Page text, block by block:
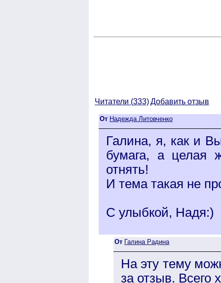
Читатели (333)Добавить отзыв
От Надежда Литовченко
Галина, я, как и
бумага, а целая
отнять!
И тема такая не
С улыбкой, Надя:)
От Галина Радина
На эту тему
за отзыв. Всего